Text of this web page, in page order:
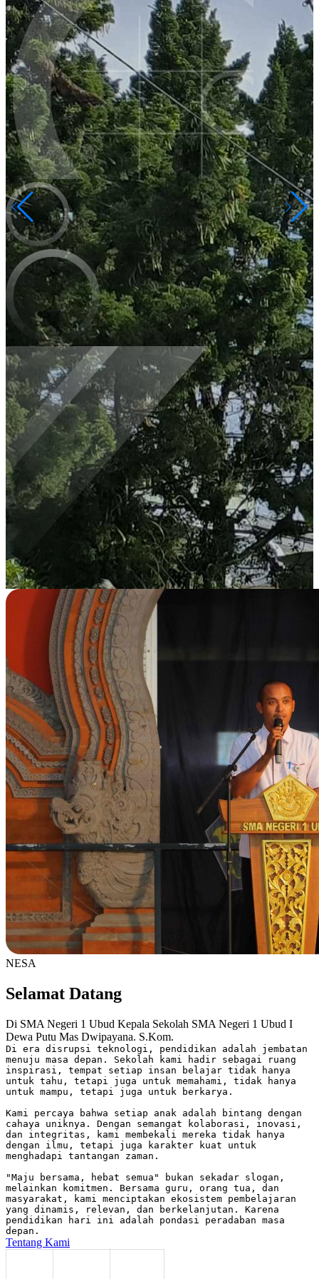
NESA
Selamat Datang
Di SMA Negeri 1 Ubud Kepala Sekolah SMA Negeri 1 Ubud I
Dewa Putu Mas Dwipayana. S.Kom.
Di era disrupsi teknologi, pendidikan adalah jembatan
menuju masa depan. Sekolah kami hadir sebagai ruang
inspirasi, tempat setiap insan belajar tidak hanya
untuk tahu, tetapi juga untuk memahami, tidak hanya
untuk mampu, tetapi juga untuk berkarya.
Kami percaya bahwa setiap anak adalah bintang dengan
cahaya uniknya. Dengan semangat kolaborasi, inovasi,
dan integritas, kami membekali mereka tidak hanya
dengan ilmu, tetapi juga karakter kuat untuk
menghadapi tantangan zaman.
"Maju bersama, hebat semua" bukan sekadar slogan,
melainkan komitmen. Bersama guru, orang tua, dan
masyarakat, kami menciptakan ekosistem pembelajaran
yang dinamis, relevan, dan berkelanjutan. Karena
pendidikan hari ini adalah pondasi peradaban masa
depan.
Tentang Kami